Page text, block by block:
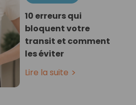
10 erreurs qui
bloquent votre
transit et comment
les éviter
Lire la suite